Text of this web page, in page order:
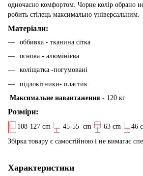
одночасно комфортом. Чорне колір обрано
робить стілець максимально універсальним.
Матеріали:
оббивка - тканина сітка
основа - алюмінієва
коліщатка -погумовані
підлокітники- пластик
Максимальне навантаження - 120 кг
Розміри:
108-127 cm 45-55 cm 63 cm 46
Збірка товару є самостійною і не вимагає
Характеристики